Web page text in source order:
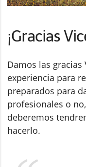
¡Gracias
Damos las
experiencia para
preparados para
profesionales o
deberemos
hacerlo.